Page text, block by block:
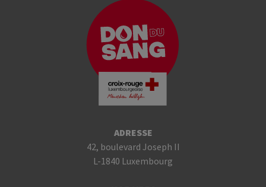
ADRESSE
42, boulevard Joseph II
L-1840 Luxembourg